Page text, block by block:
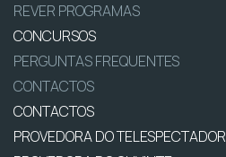
REVER PROGRAMAS
CONCURSOS
PERGUNTAS FREQUENTES
CONTACTOS
CONTACTOS
PROVEDORA DO TELESPECTADOR